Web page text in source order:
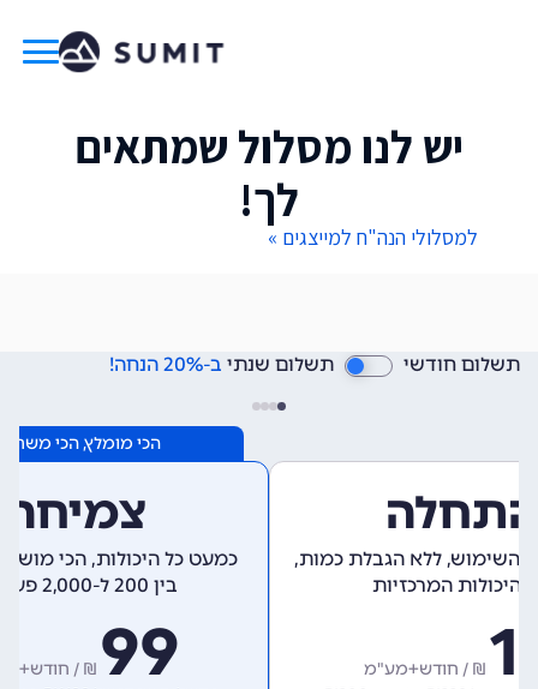
יש לנו מסלול שמתאים
לך!
למסלולי הנה"ח למייצגים »